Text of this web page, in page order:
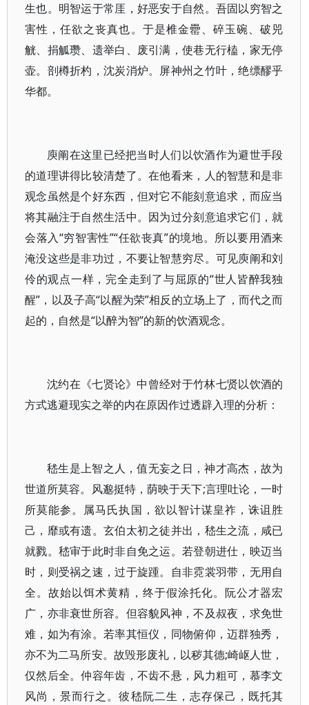
生也。明智运于常厓，好恶安于自然。吾固以穷智之
害性，任欲之丧真也。于是椎金罍、碎玉碗、破兕
觥、捐觚瓒、遗举白、废引满，使巷无行榼，家无停
壶。剖樽折杓，沈炭消炉。屏神州之竹叶，绝缥醪乎
华都。
庾阐在这里已经把当时人们以饮酒作为避世手段
的道理讲得比较清楚了。在他看来，人的智慧和是非
观念虽然是个好东西，但对它不能刻意追求，而应当
将其融注于自然生活中。因为过分刻意追求它们，就
会落入“穷智害性”“任欲丧真”的境地。所以要用酒来
淹没这些是非功过，不要让智慧穷尽。可见庾阐和刘
伶的观点一样，完全走到了与屈原的“世人皆醉我独
醒”，以及子高“以醒为荣”相反的立场上了，而代之而
起的，自然是“以醉为智”的新的饮酒观念。
沈约在《七贤论》中曾经对于竹林七贤以饮酒的
方式逃避现实之举的内在原因作过透辟入理的分析：
嵇生是上智之人，值无妄之日，神才高杰，故为
世道所莫容。风邈挺特，荫映于天下;言理吐论，一时
所莫能参。属马氏执国，欲以智计谋皇祚，诛诅胜
己，靡或有遗。玄伯太初之徒并出，嵇生之流，咸已
就戮。嵇审于此时非自免之运。若登朝进仕，映迈当
时，则受祸之速，过于旋踵。自非霓裳羽带，无用自
全。故始以饵术黄精，终于假涂托化。阮公才器宏
广，亦非衰世所容。但容貌风神，不及叔夜，求免世
难，如为有涂。若率其恒仪，同物俯仰，迈群独秀，
亦不为二马所安。故毁形废礼，以秽其德;崎岖人世，
仅然后全。仲容年齿，不齿不悬，风力粗可，慕李文
风尚，景而行之。彼嵇阮二生，志存保己，既托其